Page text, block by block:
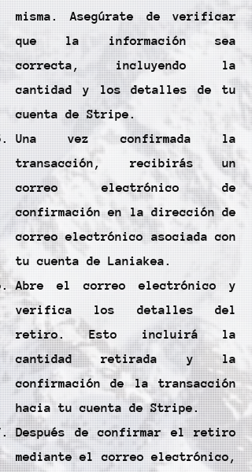
misma. Asegúrate de verificar
que la información sea
correcta, incluyendo la
cantidad y los detalles de tu
cuenta de Stripe.
Una vez confirmada la
transacción, recibirás un
correo electrónico de
confirmación en la dirección de
correo electrónico asociada con
tu cuenta de Laniakea.
Abre el correo electrónico y
verifica los detalles del
retiro. Esto incluirá la
cantidad retirada y la
confirmación de la transacción
hacia tu cuenta de Stripe.
Después de confirmar el retiro
mediante el correo electrónico,